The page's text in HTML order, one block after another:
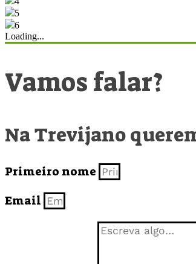
5
6
Loading...
Vamos falar?
Na Trevijano
Primeiro nome
Email